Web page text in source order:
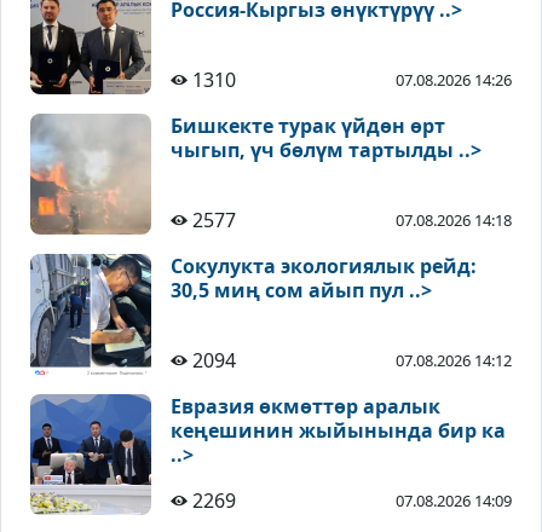
Россия-Кыргыз өнүктүрүү ..>
1310 07.08.2026 14:26
Бишкекте турак үйдөн өрт
чыгып, үч бөлүм тартылды ..>
2577 07.08.2026 14:18
Сокулукта экологиялык рейд:
30,5 миң сом айып пул ..>
2094 07.08.2026 14:12
Евразия өкмөттөр аралык
кеңешинин жыйынында бир ка
..>
2269
07.08.2026 14:09